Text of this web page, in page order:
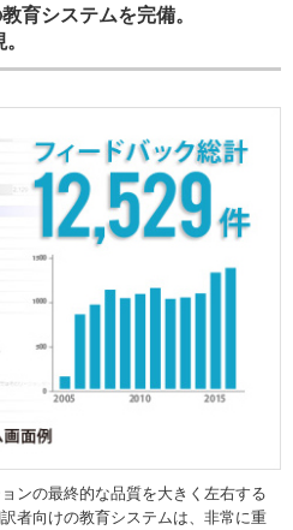
育システムを完備。
ンの最終的な品質を大きく左右する
者向けの教育システムは、非常に重